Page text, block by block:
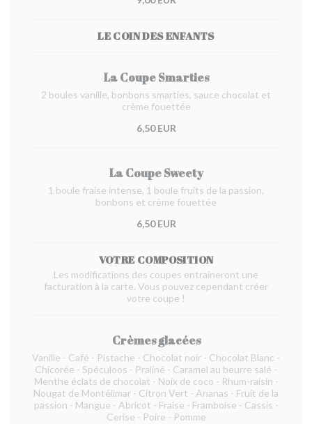
LE COIN DES ENFANTS
La Coupe Smarties
2 boules vanille, bonbons smarties, sauce chocolat et
crème fouettée
6,50 EUR
La Coupe Sweety
1 boule fraise intense, 1 boule fruits de la passion,
bonbons et crème fouettée
6,50 EUR
VOTRE COMPOSITION
Les modifications des coupes entraineront une
facturation à la carte. Vous pouvez cependant créer
votre coupe !
Crèmes glacées
Vanille - Café - Pistache - Chocolat noir - Chocolat Blanc -
Chicorée - Spéculoos - Praliné - Caramel au beurre salé -
Menthe éclats de chocolat - Noix de coco - Rhum-raisin -
Nougat de Montélimar - Citron Vert - Ananas - Fruit de la
passion - Mangue - Abricot - Fraise - Framboise - Cassis -
Cerise - Poire - Pomme